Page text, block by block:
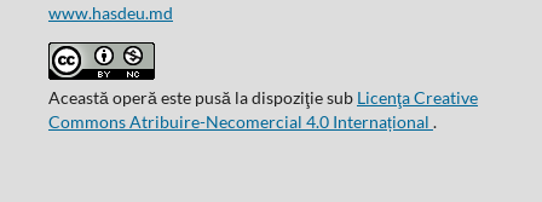
www.hasdeu.md
Această operă este pusă la dispoziţie sub Licenţa Creative
Commons Atribuire-Necomercial 4.0 Internațional .